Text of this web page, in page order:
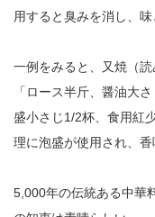
用すると臭みを消し、
一例をみると、又焼（
「ロース半斤、醤油大
盛小さじ1/2杯、食用紅
理に泡盛が使用され、香
5,000年の伝統ある中華